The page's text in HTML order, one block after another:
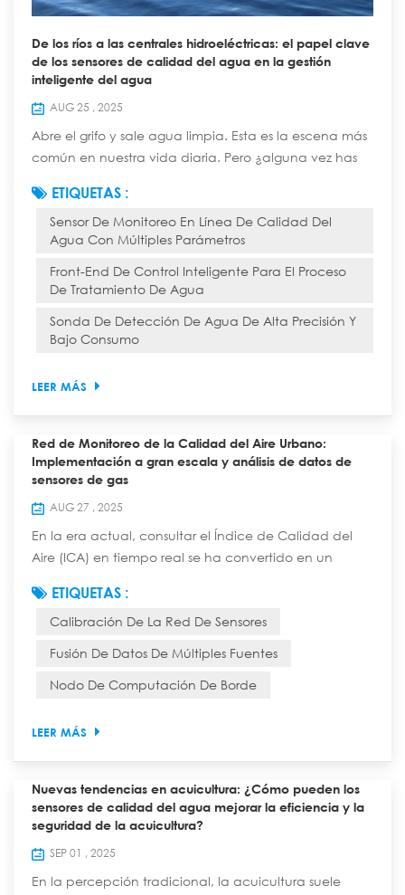
De los ríos a las centrales hidroeléctricas: el papel clave
de los sensores de calidad del agua en la gestión
inteligente del agua
AUG 25 , 2025
Abre el grifo y sale agua limpia. Esta es la escena más
común en nuestra vida diaria. Pero ¿alguna vez has
recorrido un largo, complejo y tecnológicamente
avanzado "viaje inteligente" desde una fuente natural
hasta el grifo de tu casa? En este viaje, diversos
sensores de calidad del agua garantizan la seguridad
de cada gota y cumplen la función de "cen...
ETIQUETAS :
Sensor De Monitoreo En Línea De Calidad Del
Agua Con Múltiples Parámetros
Front-End De Control Inteligente Para El Proceso
De Tratamiento De Agua
Sonda De Detección De Agua De Alta Precisión Y
Bajo Consumo
LEER MÁS
Red de Monitoreo de la Calidad del Aire Urbano:
Implementación a gran escala y análisis de datos de
sensores de gas
AUG 27 , 2025
En la era actual, consultar el Índice de Calidad del
Aire (ICA) en tiempo real se ha convertido en un
esconde una precisa red de monitoreo, compuesta
por innumerables "narices electrónicas": sensores de
una densidad e inteligencia sin precedentes. Hoy
profundizaremos en las estrategias de impleme...
ETIQUETAS :
Calibración De La Red De Sensores
Fusión De Datos De Múltiples Fuentes
Nodo De Computación De Borde
LEER MÁS
Nuevas tendencias en acuicultura: ¿Cómo pueden los
sensores de calidad del agua mejorar la eficiencia y la
seguridad de la acuicultura?
SEP 01 , 2025
En la percepción tradicional, la acuicultura suele